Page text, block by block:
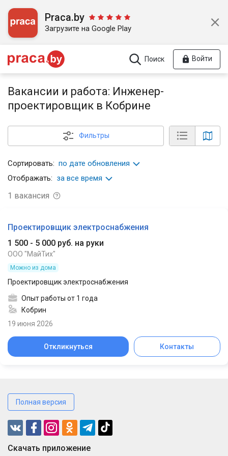
Praca.by
Загрузите на Google Play
Поиск Войти
Вакансии и работа: Инженер-
проектировщик в Кобрине
Фильтры
Сортировать: по дате обновления
Отображать: за все время
1 вакансия
Проектировщик электроснабжения
1 500 - 5 000 руб. на руки
ООО "МайТих"
Можно из дома
Проектировщик электроснабжения
Опыт работы от 1 года
Кобрин
19 июня 2026
Откликнуться Контакты
Полная версия
Cкачать приложение